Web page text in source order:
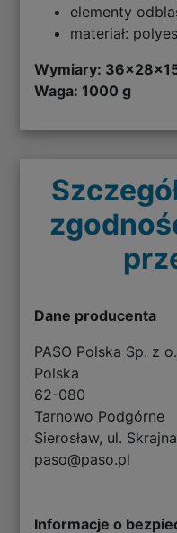
elementy
materiał:
Wymiary:
Waga: 1000 g
Dane producenta
PASO Polska Sp. z
Polska
62-080
Tarnowo Podgórne
Sierosław, ul.
paso@paso.pl
Informacje o